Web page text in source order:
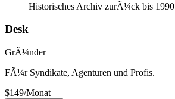
Historisches Archiv zurÃ¼ck bis 1990
Desk
GrÃ¼nder
FÃ¼r Syndikate, Agenturen und Profis.
$149/Monat